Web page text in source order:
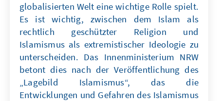
globalisierten Welt eine wichtige Rolle spielt.
Es ist wichtig, zwischen dem Islam als
rechtlich geschützter Religion und
Islamismus als extremistischer Ideologie zu
unterscheiden. Das Innenministerium NRW
betont dies nach der Veröffentlichung des
„Lagebild Islamismus“, das die
Entwicklungen und Gefahren des Islamismus